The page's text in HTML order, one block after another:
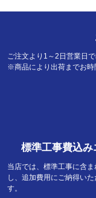
ご注文より1～2日営業日で
※商品により出荷までお時
標準工事費込
当店では、標準工事に含
し、追加費用にご納得い
す。